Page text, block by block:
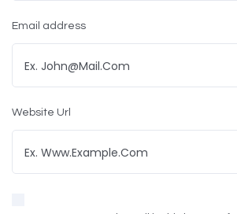
Email address
Website Url